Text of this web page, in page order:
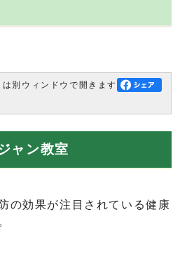
別ウィンドウで開きます
ャン教室
の効果が注目されている健康